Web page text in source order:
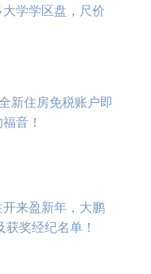
学学区盘，尺价
新住房免税账户即
音！
来盈新年，大鹏
奖经纪名单！